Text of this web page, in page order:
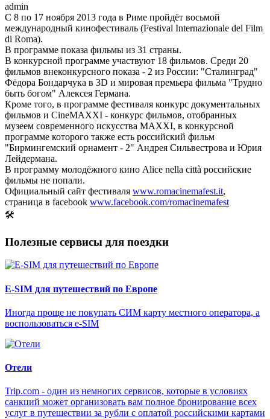
admin
С 8 по 17 ноября 2013 года в Риме пройдёт восьмой
международный кинофестиваль (Festival Internazionale del Film
di Roma).
В программе показа фильмы из 31 страны.
В конкурсной программе участвуют 18 фильмов. Среди 20
фильмов внеконкурсного показа - 2 из России: "Сталинград"
Фёдора Бондарчука в 3D и мировая премьера фильма "Трудно
быть богом" Алексея Германа.
Кроме того, в программе фестиваля конкурс документальных
фильмов и CineMAXXI - конкурс фильмов, отобранных
музеем современного искусства MAXXI, в конкурсной
программе которого также есть российский фильм
"Бирмингемский орнамент - 2" Андрея Сильвестрова и Юрия
Лейдермана.
В программу молодёжного кино Alice nella città российские
фильмы не попали.
Официальный сайт фестиваля www.romacinemafest.it,
страница в facebook www.facebook.com/romacinemafest
🛠
Полезные сервисы для поездки
E-SIM для путешествий по Европе
Иногда проще не покупать СИМ карту местного оператора, а
воспользоваться e-SIM
Отели
Trip.com - один из немногих сервисов, которые в условиях
санкций может организовать вам полное бронирование всех
услуг в путешествии за рубли с оплатой российскими картами